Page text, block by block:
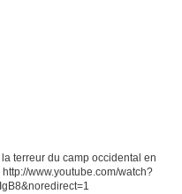
terreur du camp occidental en
www.youtube.com/watch?